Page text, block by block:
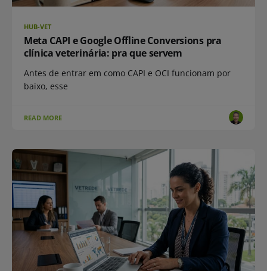
HUB-VET
Meta CAPI e Google Offline Conversions pra
clínica veterinária: pra que servem
Antes de entrar em como CAPI e OCI funcionam por
baixo, esse
READ MORE